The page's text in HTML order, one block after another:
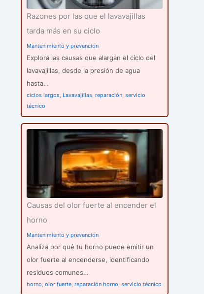
Razones por las que el lavavajillas
tarda más en su ciclo
Mantenimiento y prevención
Explora las causas que alargan el ciclo del
lavavajillas, desde la presión de agua
hasta…
ciclos largos, Lavavajillas, reparación, servicio
técnico
Causas del olor fuerte al encender el
horno
Mantenimiento y prevención
Analiza por qué tu horno puede emitir un
olor fuerte al encenderse, identificando
residuos comunes…
horno, olor fuerte, reparación horno, servicio técnico